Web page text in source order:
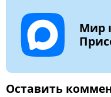
Мир
Оставить